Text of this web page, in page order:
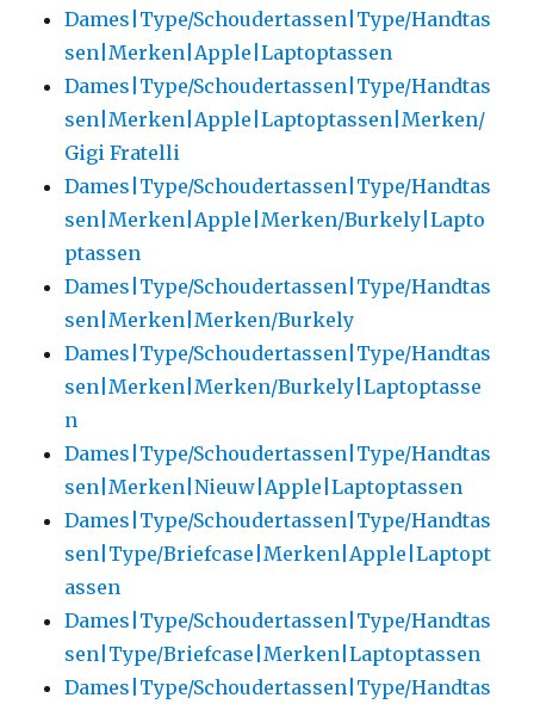
Dames|Type/Schoudertassen|Type/Handtas
sen|Merken|Apple|Laptoptassen
Dames|Type/Schoudertassen|Type/Handtas
sen|Merken|Apple|Laptoptassen|Merken/
Gigi Fratelli
Dames|Type/Schoudertassen|Type/Handtas
sen|Merken|Apple|Merken/Burkely|Lapto
ptassen
Dames|Type/Schoudertassen|Type/Handtas
sen|Merken|Merken/Burkely
Dames|Type/Schoudertassen|Type/Handtas
sen|Merken|Merken/Burkely|Laptoptasse
n
Dames|Type/Schoudertassen|Type/Handtas
sen|Merken|Nieuw|Apple|Laptoptassen
Dames|Type/Schoudertassen|Type/Handtas
sen|Type/Briefcase|Merken|Apple|Laptopt
assen
Dames|Type/Schoudertassen|Type/Handtas
sen|Type/Briefcase|Merken|Laptoptassen
Dames|Type/Schoudertassen|Type/Handtas